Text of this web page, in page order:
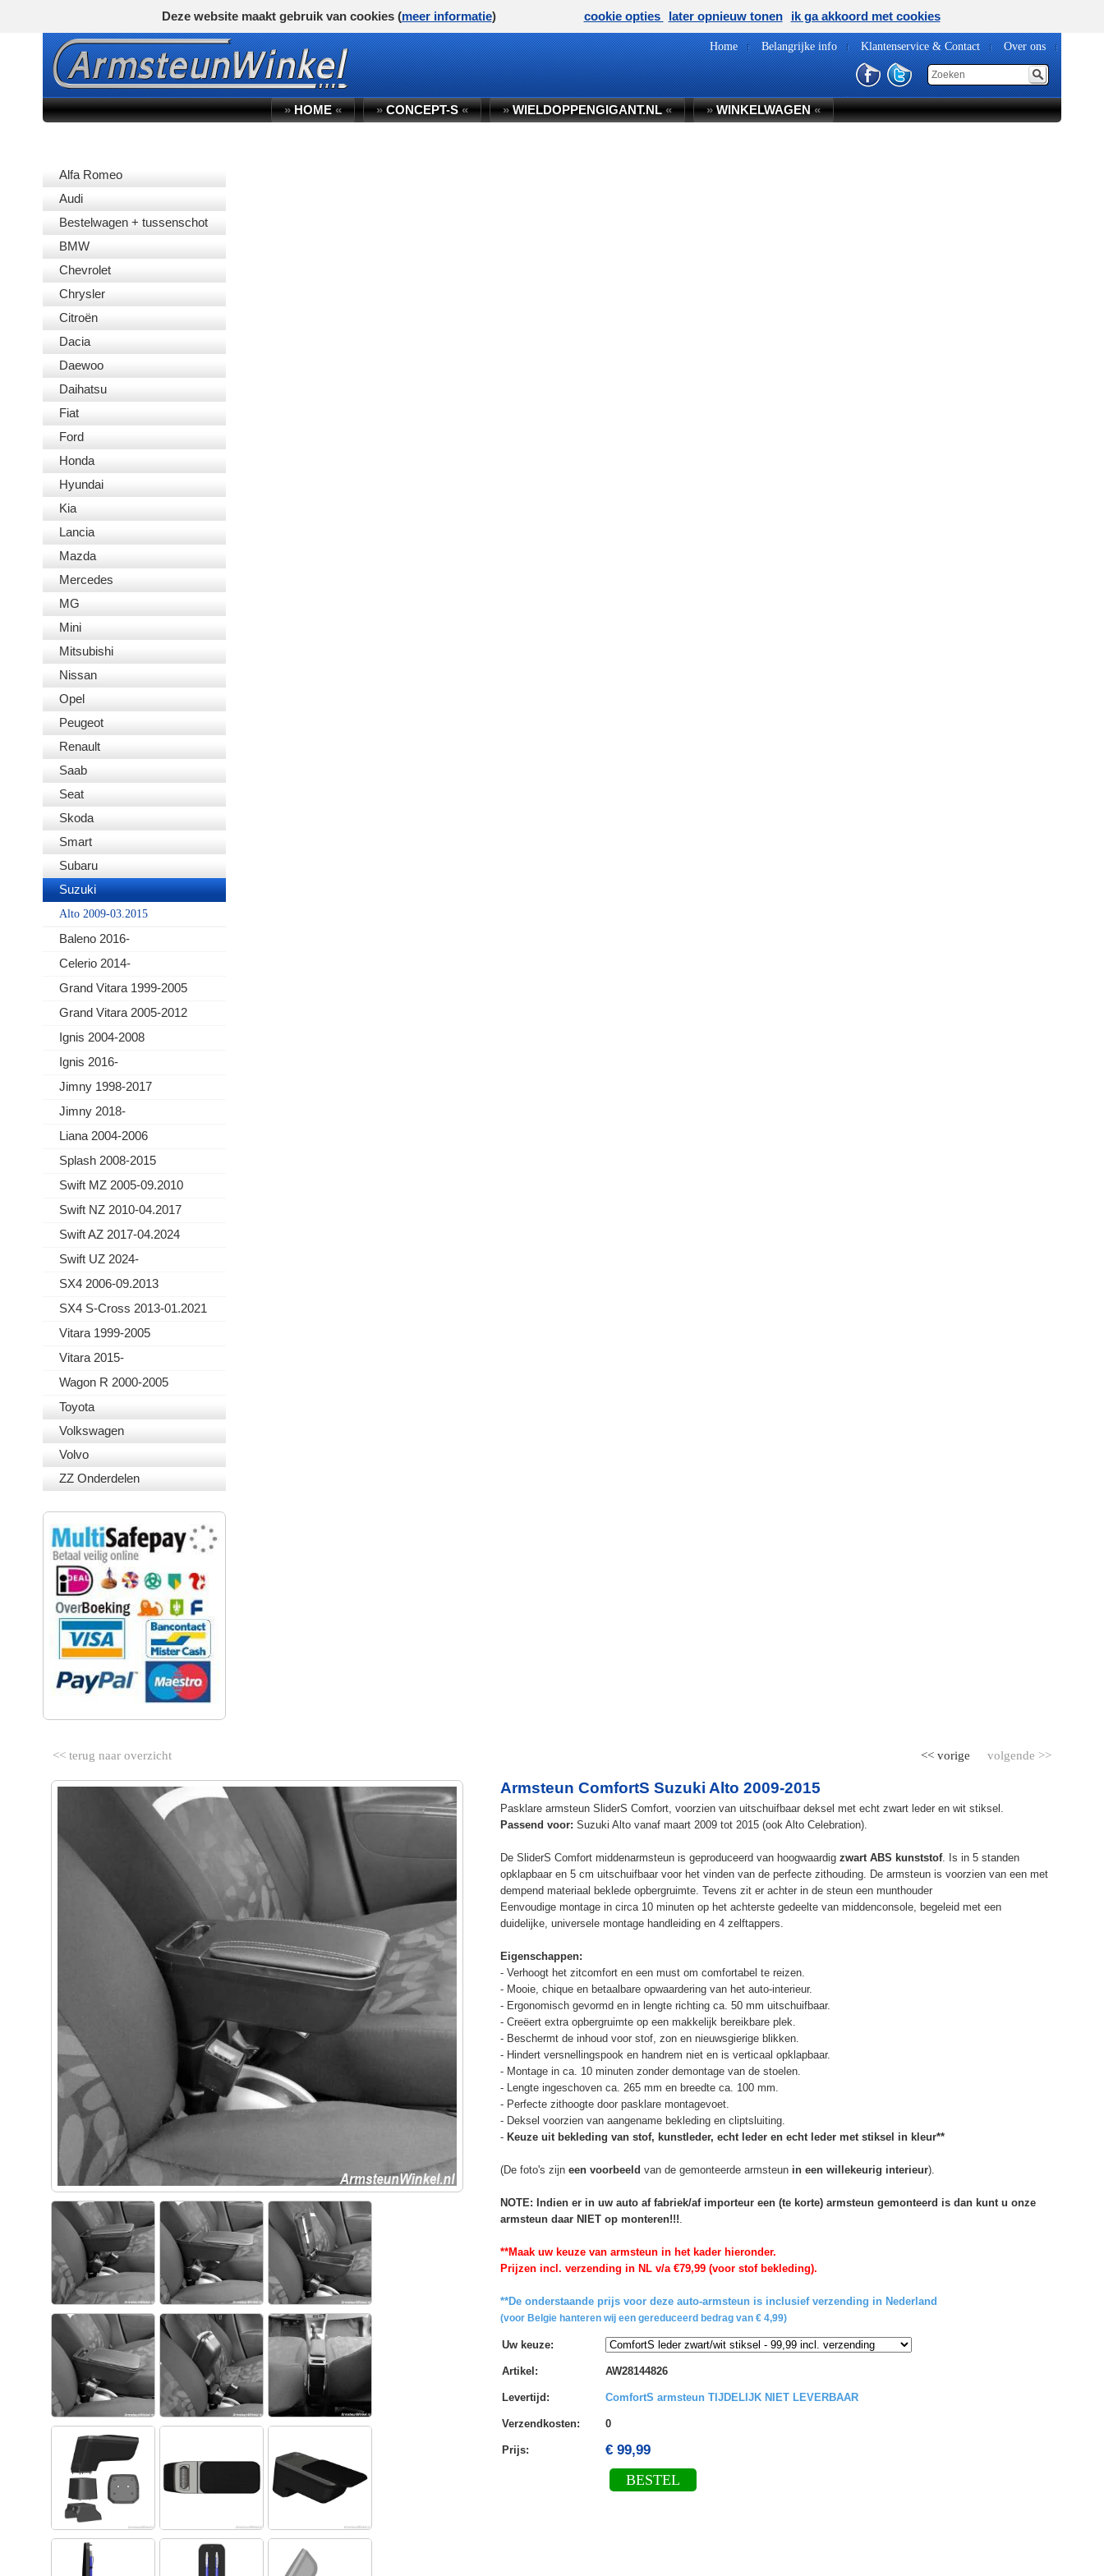
Home Belangrijke info Klantenservice & Contact Over ons
»HOME« »CONCEPT-S« »WIELDOPPENGIGANT.NL« »WINKELWAGEN«
Alfa Romeo
Audi
Bestelwagen + tussenschot
BMW
Chevrolet
Chrysler
Citroën
Dacia
Daewoo
Daihatsu
Fiat
Ford
Honda
Hyundai
Kia
Lancia
Mazda
Mercedes
MG
Mini
Mitsubishi
Nissan
Opel
Peugeot
Renault
Saab
Seat
Skoda
Smart
Subaru
Suzuki
Alto 2009-03.2015
Baleno 2016-
Celerio 2014-
Grand Vitara 1999-2005
Grand Vitara 2005-2012
Ignis 2004-2008
Ignis 2016-
Jimny 1998-2017
Jimny 2018-
Liana 2004-2006
Splash 2008-2015
Swift MZ 2005-09.2010
Swift NZ 2010-04.2017
Swift AZ 2017-04.2024
Swift UZ 2024-
SX4 2006-09.2013
SX4 S-Cross 2013-01.2021
Vitara 1999-2005
Vitara 2015-
Wagon R 2000-2005
Toyota
Volkswagen
Volvo
ZZ Onderdelen
<< terug naar overzicht volgende >>
<< vorige
Armsteun ComfortS Suzuki Alto 2009-2015
Pasklare armsteun SliderS Comfort, voorzien van uitschuifbaar deksel met echt zwart leder en wit stiksel.
Passend voor: Suzuki Alto vanaf maart 2009 tot 2015 (ook Alto Celebration).
De SliderS Comfort middenarmsteun is geproduceerd van hoogwaardig zwart ABS kunststof. Is in 5 standen
opklapbaar en 5 cm uitschuifbaar voor het vinden van de perfecte zithouding. De armsteun is voorzien van een met
dempend materiaal beklede opbergruimte. Tevens zit er achter in de steun een munthouder
Eenvoudige montage in circa 10 minuten op het achterste gedeelte van middenconsole, begeleid met een
duidelijke, universele montage handleiding en 4 zelftappers.
Eigenschappen:
- Verhoogt het zitcomfort en een must om comfortabel te reizen.
- Mooie, chique en betaalbare opwaardering van het auto-interieur.
- Ergonomisch gevormd en in lengte richting ca. 50 mm uitschuifbaar.
- Creëert extra opbergruimte op een makkelijk bereikbare plek.
- Beschermt de inhoud voor stof, zon en nieuwsgierige blikken.
- Hindert versnellingspook en handrem niet en is verticaal opklapbaar.
- Montage in ca. 10 minuten zonder demontage van de stoelen.
- Lengte ingeschoven ca. 265 mm en breedte ca. 100 mm.
- Perfecte zithoogte door pasklare montagevoet.
- Deksel voorzien van aangename bekleding en cliptsluiting.
- Keuze uit bekleding van stof, kunstleder, echt leder en echt leder met stiksel in kleur**
(De foto's zijn een voorbeeld van de gemonteerde armsteun in een willekeurig interieur).
NOTE: Indien er in uw auto af fabriek/af importeur een (te korte) armsteun gemonteerd is dan kunt u onze
armsteun daar NIET op monteren!!!
**Maak uw keuze van armsteun in het kader hieronder.
Prijzen incl. verzending in NL v/a €79,99 (voor stof bekleding).
**De onderstaande prijs voor deze auto-armsteun is inclusief verzending in Nederland
(voor Belgie hanteren wij een gereduceerd bedrag van € 4,99)
Uw keuze:
Artikel : AW28144826
Levertijd : ComfortS armsteun TIJDELIJK NIET LEVERBAAR
Verzendkosten: 0
Prijs: € 99,99
BESTEL
Deze website maakt gebruik van cookies (meer informatie) cookie opties later opnieuw tonen ik ga akkoord met cookies